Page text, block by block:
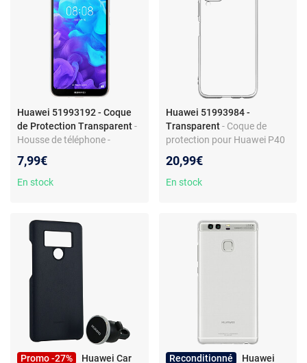
Huawei 51993192 - Coque
de Protection Transparent-
Housse de téléphone -
- Surface uniforme -
Transparent
7,99€
En stock
Huawei 51993984 -
Transparent - Coque de
protection pour Huawei P40
Compatible écran 6.4"
20,99€
En stock
Promo -27%
Huawei Car
Reconditionné
Huawei